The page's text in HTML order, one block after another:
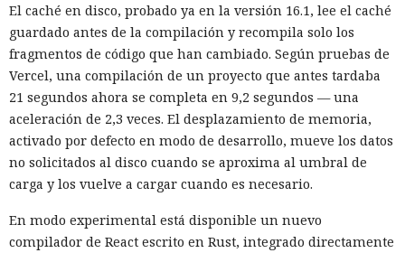
El caché en disco, probado ya en la versión 16.1, lee el caché
guardado antes de la compilación y recompila solo los
fragmentos de código que han cambiado. Según pruebas de
Vercel, una compilación de un proyecto que antes tardaba
21 segundos ahora se completa en 9,2 segundos — una
aceleración de 2,3 veces. El desplazamiento de memoria,
activado por defecto en modo de desarrollo, mueve los datos
no solicitados al disco cuando se aproxima al umbral de
carga y los vuelve a cargar cuando es necesario.
En modo experimental está disponible un nuevo
compilador de React escrito en Rust, integrado directamente